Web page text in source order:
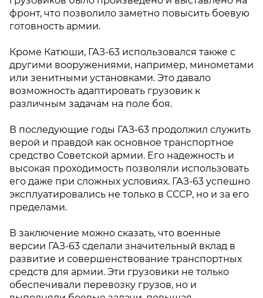
фронт, что позволило заметно повысить боевую
готовность армии.
Кроме Катюши, ГАЗ-63 использовался также с
другими вооружениями, например, минометами
или зенитными установками. Это давало
возможность адаптировать грузовик к
различным задачам на поле боя.
В последующие годы ГАЗ-63 продолжил служить
верой и правдой как основное транспортное
средство Советской армии. Его надежность и
высокая проходимость позволяли использовать
его даже при сложных условиях. ГАЗ-63 успешно
эксплуатировались не только в СССР, но и за его
пределами.
В заключение можно сказать, что военные
версии ГАЗ-63 сделали значительный вклад в
развитие и совершенствование транспортных
средств для армии. Эти грузовики не только
обеспечивали перевозку грузов, но и